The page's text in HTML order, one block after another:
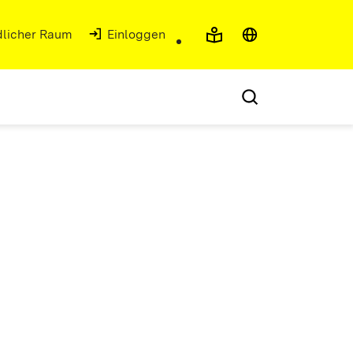
Raum Einloggen